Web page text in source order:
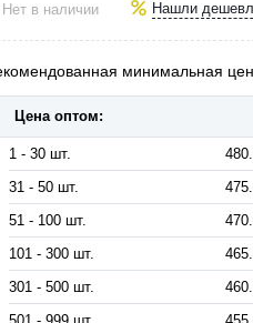
Нет в наличии Нашли
минимальная
Цена оптом:
1 - 30 шт.
31 - 50 шт.
51 - 100 шт.
101 - 300 шт.
301 - 500 шт.